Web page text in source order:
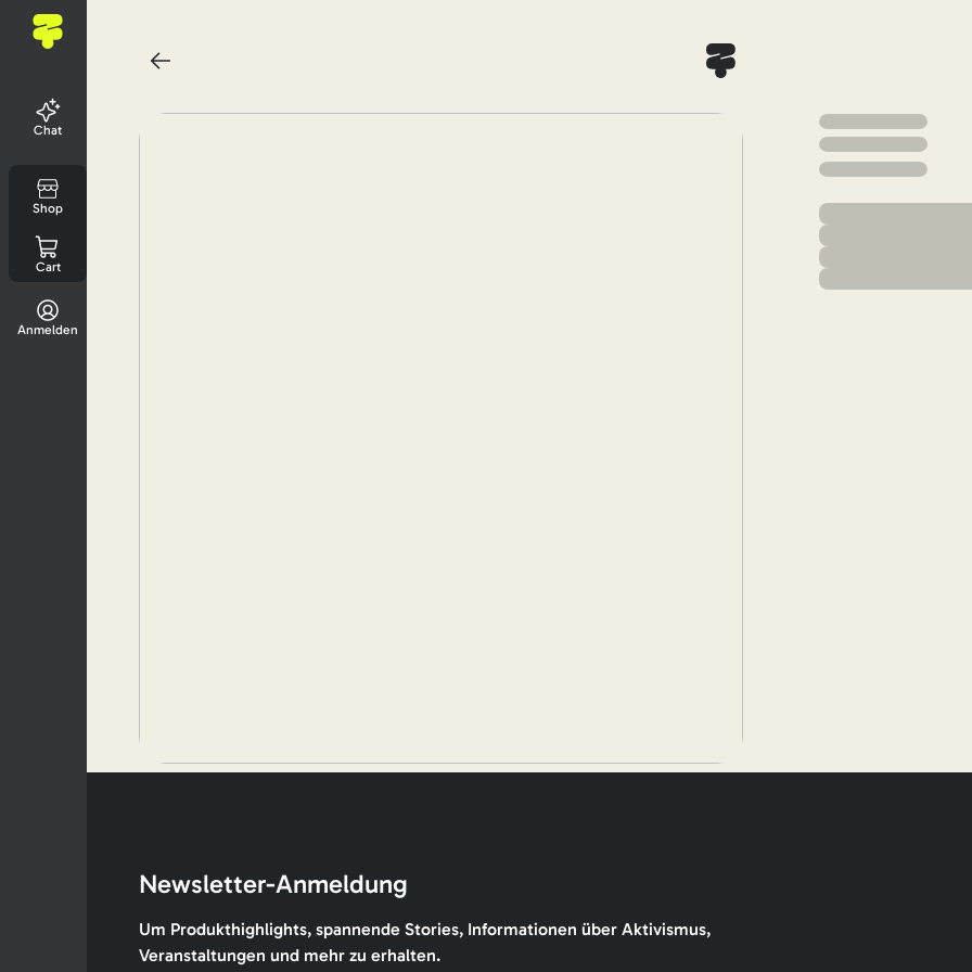
Chat
Shop
Cart
Anmelden
Newsletter-Anmeldung
Um Produkthighlights, spannende Stories, Informationen über Aktivismus,
Veranstaltungen und mehr zu erhalten.